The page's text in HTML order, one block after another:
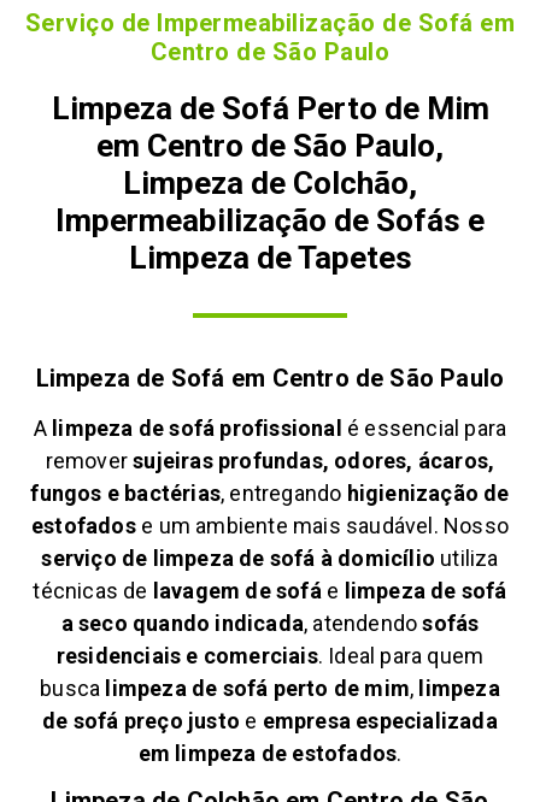
Serviço de Impermeabilização de Sofá em
Centro de São Paulo
Limpeza de Sofá Perto de Mim
em Centro de São Paulo,
Limpeza de Colchão,
Impermeabilização de Sofás e
Limpeza de Tapetes
Limpeza de Sofá em Centro de São Paulo
A limpeza de sofá profissional é essencial para
removersujeiras profundas, odores, ácaros,
fungos e bactérias, entregando higienização de
estofadose um ambiente mais saudável. Nosso
serviço de limpeza de sofá à domicílio utiliza
técnicas de lavagem de sofá e limpeza de sofá
a seco quando indicada, atendendosofás
residenciais e comerciais. Ideal para quem
busca limpeza de sofá perto de mim, limpeza
de sofá preço justo e empresa especializada
em limpeza de estofados.